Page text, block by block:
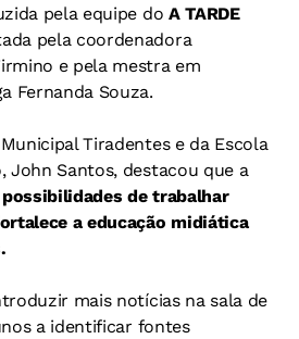
pela equipe do A TARDE
pela coordenadora
e pela mestra em
Fernanda Souza.
Tiradentes e da Escola
John Santos, destacou que a
de trabalhar
a educação midiática
mais notícias na sala de
a identificar fontes